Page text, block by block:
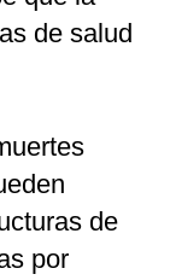
de salud
de
por